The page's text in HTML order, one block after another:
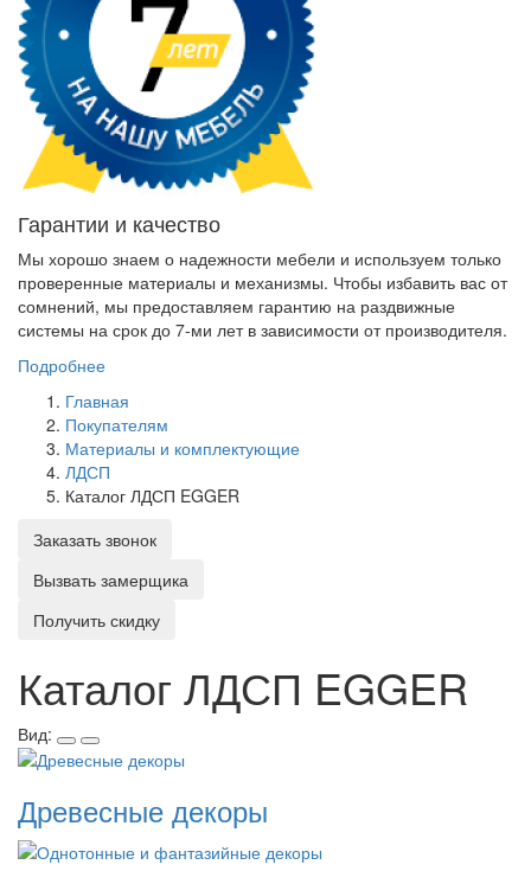
Гарантии и качество
Мы хорошо знаем о надежности мебели и используем только
проверенные материалы и механизмы. Чтобы избавить вас от
сомнений, мы предоставляем гарантию на раздвижные
системы на срок до 7-ми лет в зависимости от производителя.
Подробнее
Главная
Покупателям
Материалы и комплектующие
ЛДСП
Каталог ЛДСП EGGER
Заказать звонок
Вызвать замерщика
Получить скидку
Каталог ЛДСП EGGER
Вид:
Древесные декоры